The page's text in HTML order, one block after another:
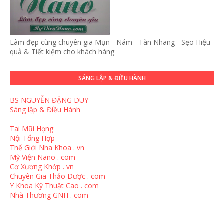
Làm đẹp cùng chuyên gia Mụn - Nám - Tàn Nhang - Sẹo Hiệu
quả & Tiết kiệm cho khách hàng
SÁNG LẬP & ĐIỀU HÀNH
BS NGUYỄN ĐẶNG DUY
Sáng lập & Điều Hành
Tai Mũi Họng
Nội Tổng Hợp
Thế Giới Nha Khoa . vn
Mỹ Viện Nano . com
Cơ Xương Khớp . vn
Chuyên Gia Thảo Dược . com
Y Khoa Kỹ Thuật Cao . com
Nhà Thương GNH . com